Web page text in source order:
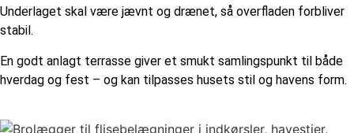
Underlaget skal være jævnt og drænet, så overfladen forbliver
stabil.
En godt anlagt terrasse giver et smukt samlingspunkt til både
hverdag og fest – og kan tilpasses husets stil og havens form.